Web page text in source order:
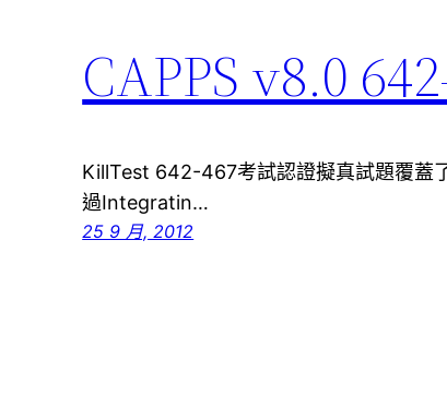
CAPPS v8.0
KillTest 642-467考試認證擬真試題覆蓋
過Integratin…
25 9 月, 2012